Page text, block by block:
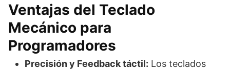
Ventajas del Teclado
Mecánico para
Programadores
Precisión y Feedback táctil: Los teclados